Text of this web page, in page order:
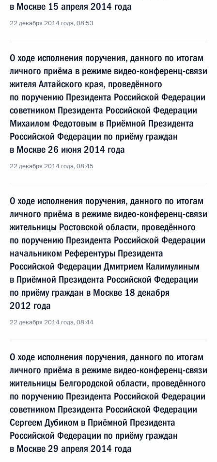
в Москве 15 апреля 2014 года
22 декабря 2014 года, 08:53
О ходе исполнения поручения, данного по итогам
личного приёма в режиме видео-конференц-связи
жителя Алтайского края, проведённого
по поручению Президента Российской Федерации
советником Президента Российской Федерации
Михаилом Федотовым в Приёмной Президента
Российской Федерации по приёму граждан
в Москве 26 июня 2014 года
22 декабря 2014 года, 08:45
О ходе исполнения поручения, данного по итогам
личного приёма в режиме видео-конференц-связи
жительницы Ростовской области, проведённого
по поручению Президента Российской Федерации
начальником Референтуры Президента
Российской Федерации Дмитрием Калимулиным
в Приёмной Президента Российской Федерации
по приёму граждан в Москве 18 декабря
2012 года
22 декабря 2014 года, 08:44
О ходе исполнения поручения, данного по итогам
личного приёма в режиме видео-конференц-связи
жительницы Белгородской области, проведённого
по поручению Президента Российской Федерации
советником Президента Российской Федерации
Сергеем Дубиком в Приёмной Президента
Российской Федерации по приёму граждан
в Москве 29 апреля 2014 года